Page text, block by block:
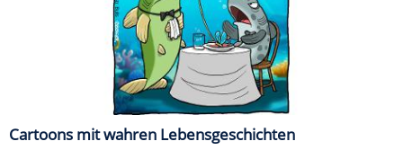
Cartoons mit wahren Lebensgeschichten